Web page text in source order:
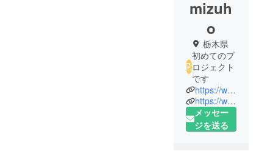
mizuh
o
栃木県
初めてのプ
ロジェクト
です
https://www.instagram.com/yoridokorokanuma/
https://www.facebook.com/yoridokorokanuma
メッセー
ジを送る